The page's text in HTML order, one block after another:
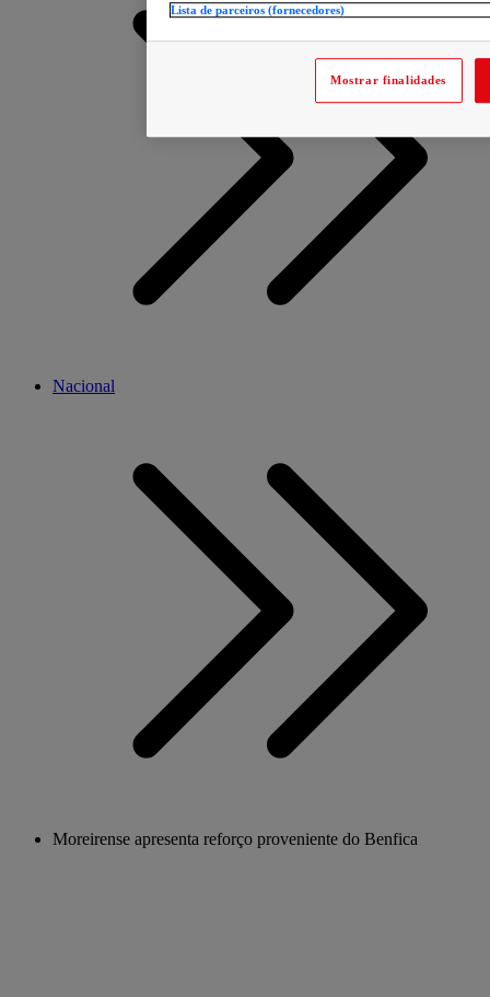
Nacional
Moreirense apresenta reforço proveniente do Benfica
Lista de parceiros (fornecedores)
Mostrar finalidades